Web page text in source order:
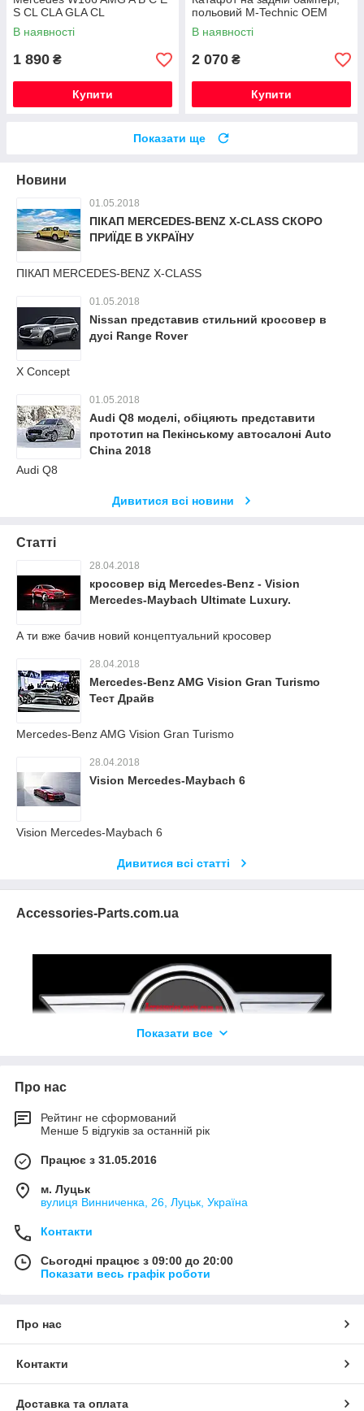
S CL CLA GLA CL
В наявності
1 890 ₴
Купити
польовий M-Technic OEM
Новий Оригінал
В наявності
2 070 ₴
Купити
Показати ще
Новини
01.05.2018
ПІКАП MERCEDES-BENZ X-CLASS СКОРО
ПРИЇДЕ В УКРАЇНУ
ПІКАП MERCEDES-BENZ X-CLASS
01.05.2018
Nissan представив стильний кросовер в
дусі Range Rover
X Concept
01.05.2018
Audi Q8 моделі, обіцяють представити
прототип на Пекінському автосалоні Auto
China 2018
Audi Q8
Дивитися всі новини
Статті
28.04.2018
кросовер від Mercedes-Benz - Vision
Mercedes-Maybach Ultimate Luxury.
А ти вже бачив новий концептуальний кросовер
28.04.2018
Mercedes-Benz AMG Vision Gran Turismo
Тест Драйв
Mercedes-Benz AMG Vision Gran Turismo
28.04.2018
Vision Mercedes-Maybach 6
Vision Mercedes-Maybach 6
Дивитися всі статті
Accessories-Parts.com.ua
Інтернет- Магазин Автозапчастин і
Аксесуарів Accessories-
Показати все
Про нас
Рейтинг не сформований
Менше 5 відгуків за останній рік
Працює з 31.05.2016
м. Луцьк
вулиця Винниченка, 26, Луцьк, Україна
Контакти
Сьогодні працює з 09:00 до 20:00
Показати весь графік роботи
Про нас
Контакти
Доставка та оплата